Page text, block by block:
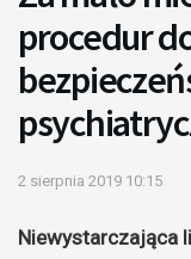
procedur
2 sierpnia 2019 10:15
Niewystarczająca